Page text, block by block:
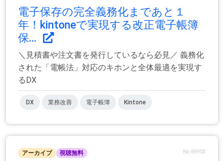
電子保存の完全義務化まであと１
年！kintoneで実現する改正電子帳簿
保...
＼見積書や注文書を発行しているなら必見／ 義務化
された「電帳法」対応のキホンと全体最適を実現す
るDX
DX 業務改善 電子帳簿 Kintone
アーカイブ 視聴無料 No.69903